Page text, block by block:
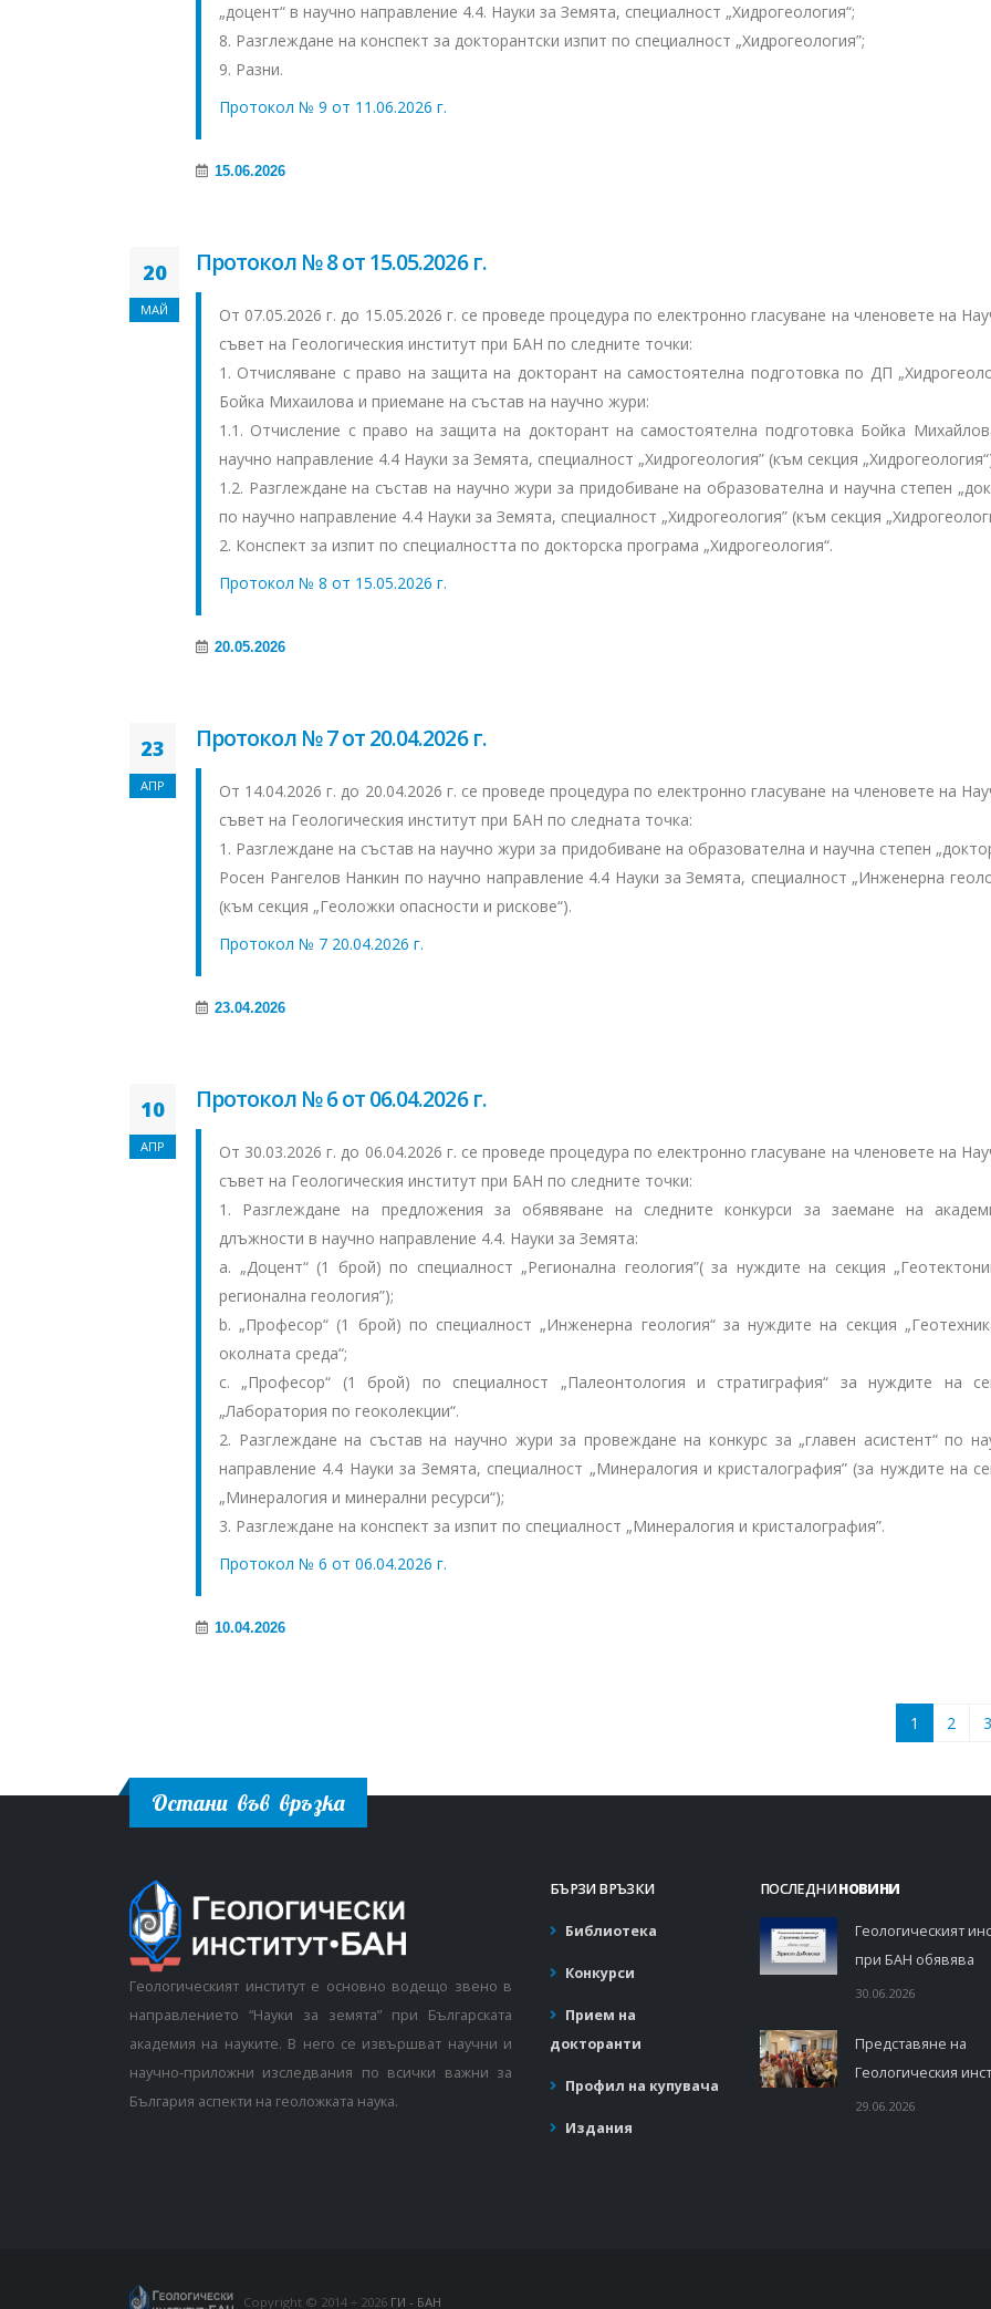
„доцент“ в научно направление 4.4. Науки за Земята, специалност „Хидрогеология“;
8. Разглеждане на конспект за докторантски изпит по специалност „Хидрогеология”;
9. Разни.
Протокол № 9 от 11.06.2026 г.
15.06.2026
20
МАЙ
Протокол № 8 от 15.05.2026 г.
От 07.05.2026 г. до 15.05.2026 г. се проведе процедура по електронно гласуване на членовете на
съвет на Геологическия институт при БАН по следните точки:
1. Отчисляване с право на защита на докторант на самостоятелна подготовка по ДП
Бойка Михаилова и приемане на състав на научно жури:
1.1. Отчисление с право на защита на докторант на самостоятелна подготовка Бойка
научно направление 4.4 Науки за Земята, специалност „Хидрогеология” (към секция
1.2. Разглеждане на състав на научно жури за придобиване на образователна и научна степен
по научно направление 4.4 Науки за Земята, специалност „Хидрогеология” (към секция
2. Конспект за изпит по специалността по докторска програма „Хидрогеология“.
Протокол № 8 от 15.05.2026 г.
20.05.2026
23
АПР
Протокол № 7 от 20.04.2026 г.
От 14.04.2026 г. до 20.04.2026 г. се проведе процедура по електронно гласуване на членовете на
съвет на Геологическия институт при БАН по следната точка:
1. Разглеждане на състав на научно жури за придобиване на образователна и научна степен
Росен Рангелов Нанкин по научно направление 4.4 Науки за Земята, специалност „Инженерна
(към секция „Геоложки опасности и рискове“).
Протокол № 7 20.04.2026 г.
23.04.2026
10
АПР
Протокол № 6 от 06.04.2026 г.
От 30.03.2026 г. до 06.04.2026 г. се проведе процедура по електронно гласуване на членовете на
съвет на Геологическия институт при БАН по следните точки:
1. Разглеждане на предложения за обявяване на следните конкурси за заемане на
длъжности в научно направление 4.4. Науки за Земята:
a. „Доцент“ (1 брой) по специалност „Регионална геология”( за нуждите на секция
регионална геология”);
b. „Професор“ (1 брой) по специалност „Инженерна геология“ за нуждите на секция
околната среда“;
c. „Професор“ (1 брой) по специалност „Палеонтология и стратиграфия“ за нуждите на
„Лаборатория по геоколекции“.
2. Разглеждане на състав на научно жури за провеждане на конкурс за „главен асистент“ по
направление 4.4 Науки за Земята, специалност „Минералогия и кристалография” (за нуждите на
„Минералогия и минерални ресурси“);
3. Разглеждане на конспект за изпит по специалност „Минералогия и кристалография”.
Протокол № 6 от 06.04.2026 г.
10.04.2026
1 2 3
Остани във връзка
Геологическият институт е основно водещо звено в
направлението “Науки за земята” при Българската
академия на науките. В него се извършват научни и
научно-приложни изследвания по всички важни за
България аспекти на геоложката наука.
БЪРЗИ ВРЪЗКИ
Библиотека
Конкурси
Прием на
докторанти
Профил на купувача
Издания
ПОСЛЕДНИНОВИНИ
Геологическият
при БАН обявява
30.06.2026
Представяне на
Геологическия
29.06.2026
Copyright © 2014 ÷ 2026 ГИ - БАН